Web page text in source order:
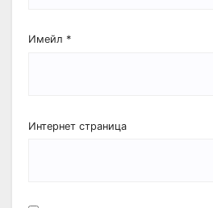
Имейл *
Интернет страница